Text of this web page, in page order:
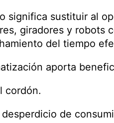
significa sustituir al
giradores y
del tiempo
aporta
cordón.
de